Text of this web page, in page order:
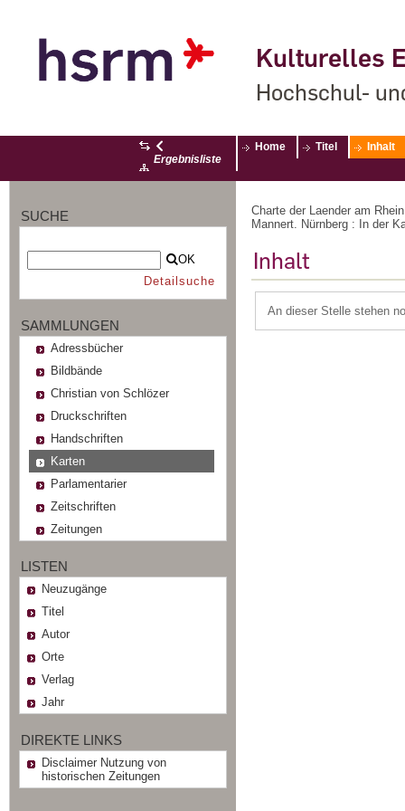
Kulturelles
Hochschul-
Ergebnisliste
Home Titel Inhalt
SUCHE
OK
Detailsuche
SAMMLUNGEN
Adressbücher
Bildbände
Christian von Schlözer
Druckschriften
Handschriften
Karten
Parlamentarier
Zeitschriften
Zeitungen
LISTEN
Neuzugänge
Titel
Autor
Orte
Verlag
Jahr
DIREKTE LINKS
Disclaimer Nutzung von
historischen Zeitungen
Charte der Laender am
Mannert. Nürnberg : In der
Inhalt
An dieser Stelle stehen